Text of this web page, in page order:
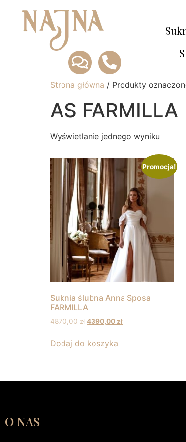
Strona główna / Produkty
AS FARMILLA
Wyświetlanie jednego wyniku
Promocja!
Suknia ślubna Anna Sposa
FARMILLA
4870,00zł 4390,00 zł
Dodaj do koszyka
O NAS